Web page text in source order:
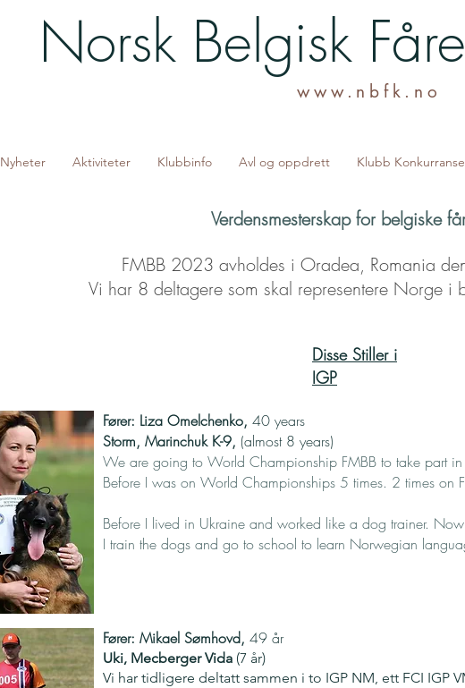
Norsk Belgisk
www.nbfk.no
Nyheter Aktiviteter Klubbinfo Avl og oppdrett Klubb
Verdensmesterskap for belgiske
FMBB 2023 avholdes i Oradea, Romania
Vi har 8 deltagere som skal representere Norge i
Disse Stiller i
IGP
Fører: Liza Omelchenko, 40 years
Storm, Marinchuk K-9, (almost 8 years)
We are going to World Championship FMBB to take part in
Before I was on World Championships 5 times. 2 times on
Before I lived in Ukraine and worked like a dog trainer.
I train the dogs and go to school to learn Norwegian
Fører: Mikael Sømhovd, 49 år
Uki, Mecberger Vida (7 år)
Vi har tidligere deltatt sammen i to IGP NM, ett FCI IGP